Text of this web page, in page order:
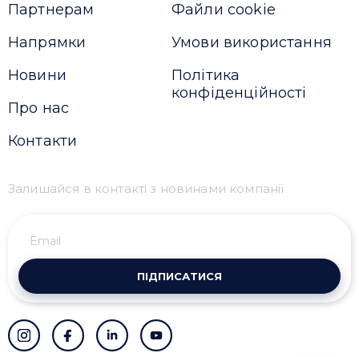
Партнерам
Напрямки
Новини
Про нас
Контакти
Файли cookie
Умови використання
Політика
конфіденційності
Залишайся в контакті з новинами компанії
ПІДПИСАТИСЯ